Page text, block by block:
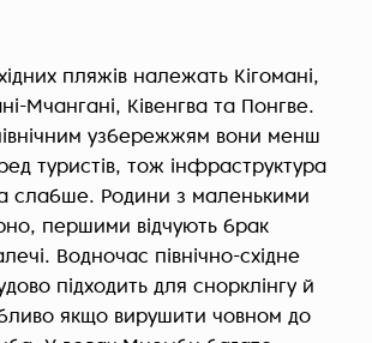
пляжів належать Кігомані,
Мчангані, Ківенгва та Понгве.
узбережжям вони менш
туристів, тож інфраструктура
слабше. Родини з маленькими
першими відчують брак
Водночас північно-східне
підходить для снорклінгу й
якщо вирушити човном до